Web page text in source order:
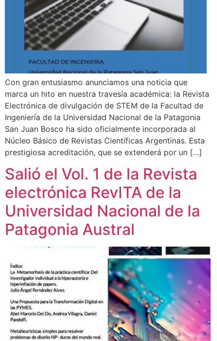
Con gran entusiasmo anunciamos una noticia que
marca un hito en nuestra travesía académica: la Revista
Electrónica de divulgación de STEM de la Facultad de
Ingeniería de la Universidad Nacional de la Patagonia
San Juan Bosco ha sido oficialmente incorporada al
Núcleo Básico de Revistas Científicas Argentinas. Esta
prestigiosa acreditación, que se extenderá por un […]
Salió el Vol. 1 de la Revista
electrónica RevITA de la
Universidad Nacional de la
Patagonia Austral